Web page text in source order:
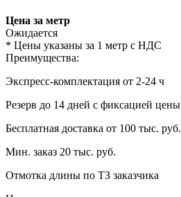
Цена за метр
Ожидается
* Цены указаны за 1 метр с НДС
Преимущества:
Экспресс-комплектация от 2-24 ч
Резерв до 14 дней с фиксацией цены
Бесплатная доставка от 100 тыс. руб.
Мин. заказ 20 тыс. руб.
Отмотка длины по ТЗ заказчика